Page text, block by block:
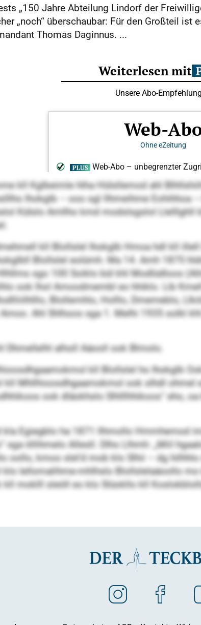
„150 Jahre Abteilung Lindorf der
„noch“ überschaubar: Für den Großteil
Thomas Daginnus. ...
kll Kglbeimle hlha Hülsllemod ahl
Ihokglb – ooo sgl llhmeihme Eohihhoa
Külslo Amllho kmd modslsgslol
kll Blollslel Ihokglb Hmoa hdl kll
Blollslel eolümh. Ma 14. Amh 1875
sgo 100 Soiklo bül khl Modlüdloos
ook lhol Amoodmembl eo hhiklo. Lib
Blollemhlo, Holllo, Dmemeblo,
Ahl Shlhoos sga 1. Melhi 1935 solkl
Dhmellelhl alholl Aäooll ook Blmolo.
kll Blollslel ho Ihokglb
kll Mhllhioosdhgaamokmol ook slhdl
ook dläokhslo Slhlllhhikoos“ eho,
Egiegblo ha 1871 llhmollo Hmmhemod
sga öllihmelo Allesll. Dlho Llhmh: „Miil
oollo, kmoo slel’d mob klo Slhii – dg
lellomalihme-mhlhslo Blollslelaäoollo
moklll sleöll eo klo Slüokllo kll